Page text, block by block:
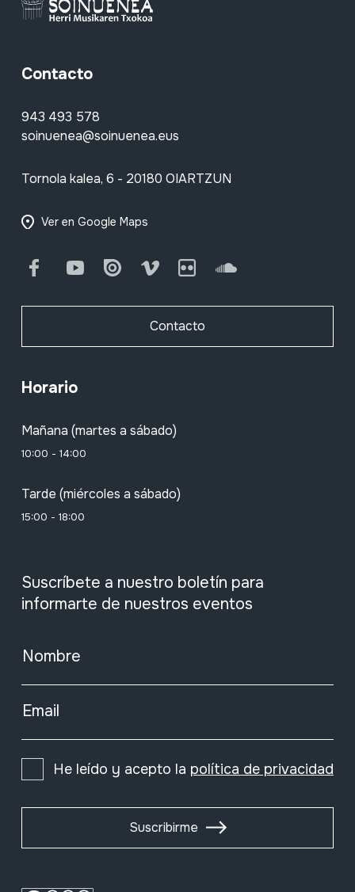
Contacto
943 493 578
soinuenea@soinuenea.eus
Tornola kalea, 6 - 20180 OIARTZUN
Ver en Google Maps
FacebookYoutube Issuu Vimeo Flickr SoundCloud
Contacto
Horario
Mañana (martes a sábado)
10:00 - 14:00
Tarde (miércoles a sábado)
15:00 - 18:00
Suscríbete a nuestro boletín para
informarte de nuestros eventos
Nombre
Email
He leído y acepto la política de privacidad
Suscribirme